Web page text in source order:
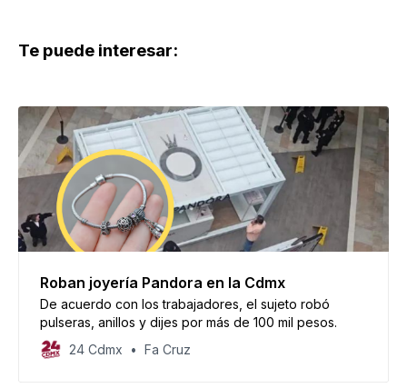
Te puede interesar:
Roban joyería Pandora en la Cdmx
De acuerdo con los trabajadores, el sujeto robó
pulseras, anillos y dijes por más de 100 mil pesos.
24 Cdmx
Fa Cruz